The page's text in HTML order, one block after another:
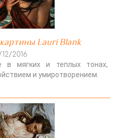
Lauri Blank
12/2016
в мягких и теплых тонах,
и умиротворением.